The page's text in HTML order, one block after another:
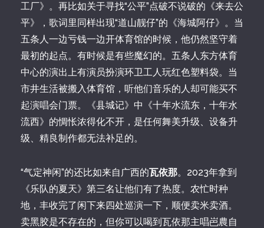
工厂》。再比如关于寻找“公平”点破不说破的《来去公
平》，歌词里同样出现“道山靓仔”的《海城阿仔》。当
五条人一边亏钱一边开体育馆的时候，他仍然坚守着
最初的起点。有时候是有些魔幻的。五条人东方体育
中心的演出上有演员扮演环卫工人玩红色塑料袋。当
市井生活被搬入体育馆，听他们音乐的人却可能买不
起演唱会门票。《县城记》中《十年水流东，十年水
流西》的惆怅浓得化不开，是任何舞美升级、设备升
级、精良制作都无法补足的。
“气定神闲”的还比如来自广西的瓦依那。2023年拿到
《乐队的夏天》第三名让他们有了热度。农忙时种
地，丰收完了闲下来四处巡演一下，顺便卖米卖酒。
卖黑胶是不存在的，但你可以喝到瓦依那主唱岜農自